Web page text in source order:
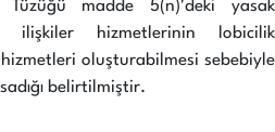
madde 5(n)'deki yasak
ilişkiler hizmetlerinin lobicilik
oluşturabilmesi sebebiyle
belirtilmiştir.